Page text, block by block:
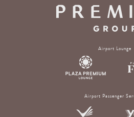
Airport Lounge
Airport Passenger